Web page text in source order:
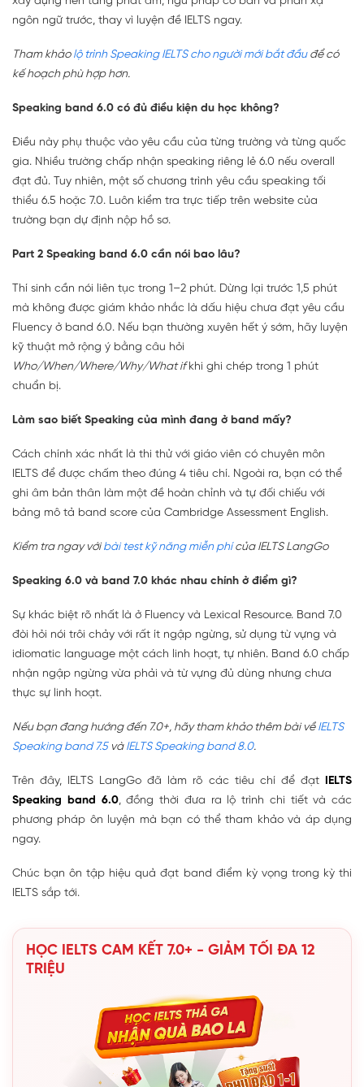
ngôn ngữ trước, thay vì luyện đề IELTS ngay.
Tham khảo lộ trình Speaking IELTS cho người mới bắt đầuđể có
kế hoạch phù hợp hơn.
Speaking band 6.0 có đủ điều kiện du học không?
Điều này phụ thuộc vào yêu cầu của từng trường và từng quốc
gia. Nhiều trường chấp nhận speaking riêng lẻ 6.0 nếu overall
đạt đủ. Tuy nhiên, một số chương trình yêu cầu speaking tối
thiểu 6.5 hoặc 7.0. Luôn kiểm tra trực tiếp trên website của
trường bạn dự định nộp hồ sơ.
Part 2 Speaking band 6.0 cần nói bao lâu?
Thí sinh cần nói liên tục trong 1–2 phút. Dừng lại trước 1,5 phút
mà không được giám khảo nhắc là dấu hiệu chưa đạt yêu cầu
Fluency ở band 6.0. Nếu bạn thường xuyên hết ý sớm, hãy luyện
kỹ thuật mở rộng ý bằng câu hỏi
Who/When/Where/Why/What ifkhi ghi chép trong 1 phút
chuẩn bị.
Làm sao biết Speaking của mình đang ở band mấy?
Cách chính xác nhất là thi thử với giáo viên có chuyên môn
IELTS để được chấm theo đúng 4 tiêu chí. Ngoài ra, bạn có thể
ghi âm bản thân làm một đề hoàn chỉnh và tự đối chiếu với
bảng mô tả band score của Cambridge Assessment English.
Kiểm tra ngay vớibài test kỹ năng miễn phícủa IELTS LangGo
Speaking 6.0 và band 7.0 khác nhau chính ở điểm gì?
Sự khác biệt rõ nhất là ở Fluency và Lexical Resource. Band 7.0
đòi hỏi nói trôi chảy với rất ít ngập ngừng, sử dụng từ vựng và
idiomatic language một cách linh hoạt, tự nhiên. Band 6.0 chấp
nhận ngập ngừng vừa phải và từ vựng đủ dùng nhưng chưa
thực sự linh hoạt.
Nếu bạn đang hướng đến 7.0+, hãy tham khảo thêm bài về IELTS
Speaking band 7.5và IELTS Speaking band 8.0.
Trên đây, IELTS LangGo đã làm rõ các tiêu chí để đạt IELTS
Speaking band 6.0, đồng thời đưa ra lộ trình chi tiết và các
phương pháp ôn luyện mà bạn có thể tham khảo và áp dụng
ngay.
Chúc bạn ôn tập hiệu quả đạt band điểm kỳ vọng trong kỳ thi
IELTS sắp tới.
HỌC IELTS CAM KẾT 7.0+ - GIẢM TỐI ĐA 12
TRIỆU